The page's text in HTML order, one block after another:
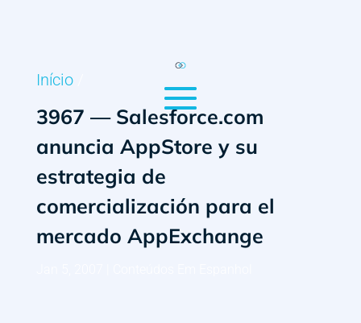
Início
3967 — Salesforce.com
anuncia AppStore y su
estrategia de
comercialización para el
mercado AppExchange